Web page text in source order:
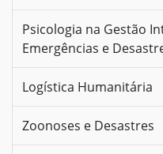
Psicologia na Gestão
Emergências e
Logística Humanitária
Zoonoses e Desastres